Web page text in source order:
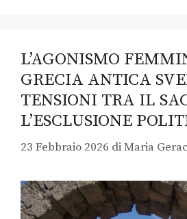
L’AGONISMO
GRECIA ANTICA
TENSIONI TRA IL
L’ESCLUSIONE
23 Febbraio 2026 diMaria